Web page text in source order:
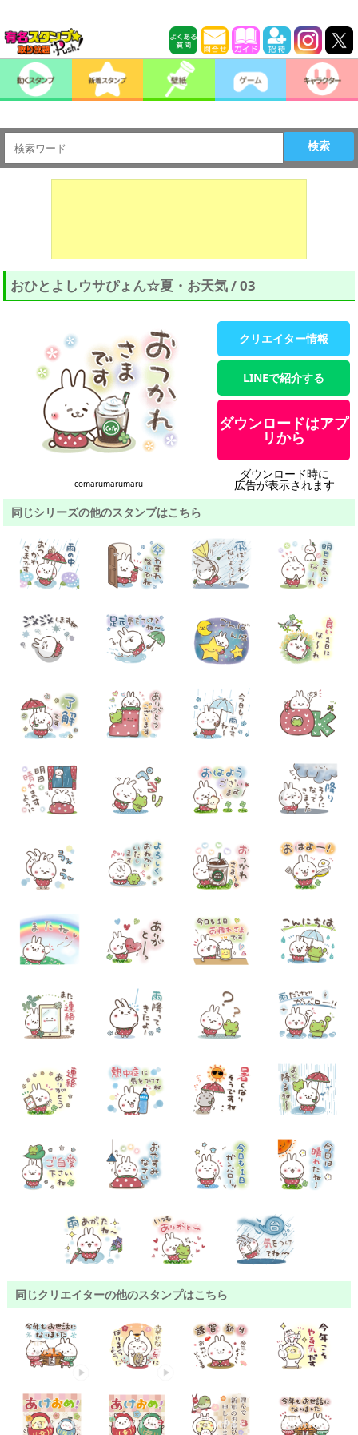
検索
おひとよしウサぴょん☆夏・お天気 / 03
comarumarumaru
クリエイター情報
LINEで紹介する
ダウンロードはアプ
リから
ダウンロード時に
広告が表示されます
同じシリーズの他のスタンプはこちら
同じクリエイターの他のスタンプはこちら